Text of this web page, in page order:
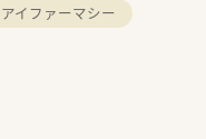
イファーマシー